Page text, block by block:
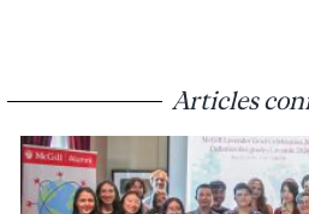
Articles